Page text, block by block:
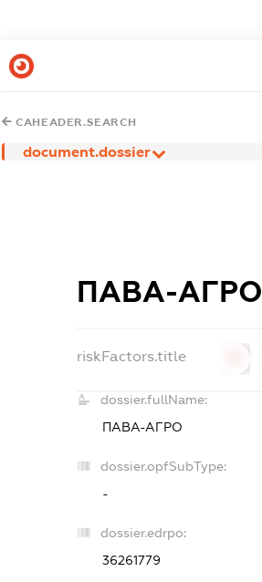
CAHEADER.SEARCH
document.dossier
ПАВА-АГРО
riskFactors.title
dossier.fullName:
ПАВА-АГРО
dossier.opfSubType:
-
dossier.edrpo:
36261779